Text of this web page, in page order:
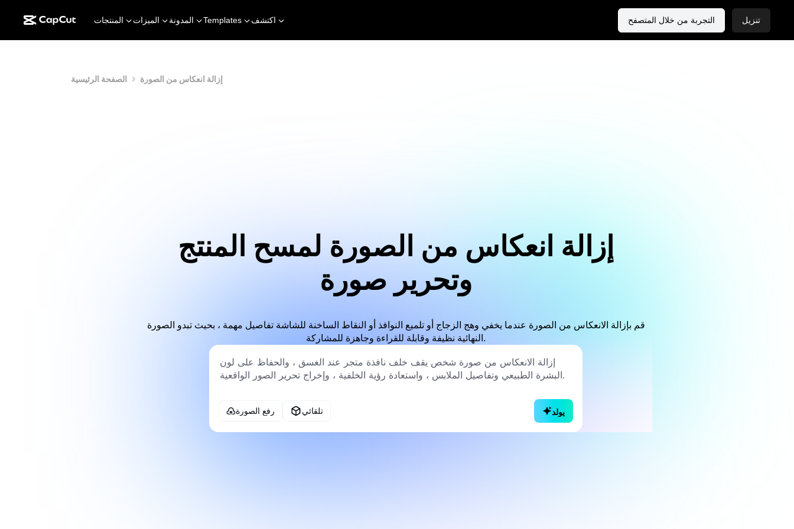
المنتجات الميزات المدونة Templates اكتشف التجربة من خلال المتصفح تنزيل
الصفحة الرئيسية إزالة انعكاس من الصورة
إزالة انعكاس من الصورة لمسح المنتج
وتحرير صورة
قم بإزالة الانعكاس من الصورة عندما يخفي وهج الزجاج أو تلميع النوافذ أو النقاط الساخنة للشاشة تفاصيل مهمة ، بحيث تبدو الصورة
النهائية نظيفة وقابلة للقراءة وجاهزة للمشاركة.
رفع الصورة تلقائي يولد